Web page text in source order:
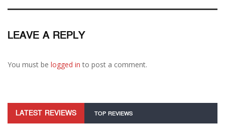
LEAVE A REPLY
You must be logged in to post a comment.
LATEST REVIEWS TOP REVIEWS